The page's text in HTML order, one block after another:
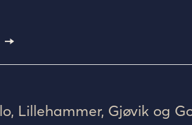
→
Lillehammer, Gjøvik og